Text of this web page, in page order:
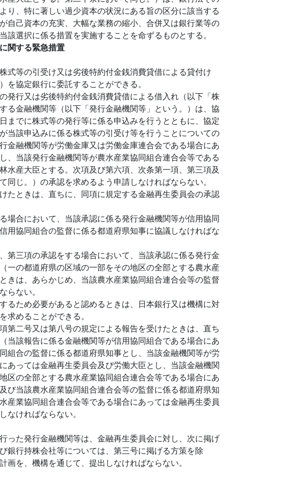
り、特に著しい過少資本の状況にある旨の区分に該当する
自己資本の充実、大幅な業務の縮小、合併又は銀行業等の
該選択に係る措置を実施することを命ずるものとする。
関する緊急措置
式等の引受け又は劣後特約付金銭消費貸借による貸付け
を協定銀行に委託することができる。
発行又は劣後特約付金銭消費貸借による借入れ（以下「株
る金融機関等（以下「発行金融機関等」という。）は、協
までに株式等の発行等に係る申込みを行うとともに、協定
当該申込みに係る株式等の引受け等を行うことについての
金融機関等が労働金庫又は労働金庫連合会である場合にあ
、当該発行金融機関等が農水産業協同組合連合会等である
水産大臣とする。次項及び第六項、次条第一項、第三項及
同じ。）の承認を求めるよう申請しなければならない。
たときは、直ちに、同項に規定する金融再生委員会の承認
場合において、当該承認に係る発行金融機関等が信用協同
用協同組合の監督に係る都道府県知事に協議しなければな
第三項の承認をする場合において、当該承認に係る発行金
一の都道府県の区域の一部をその地区の全部とする農水産
きは、あらかじめ、当該農水産業協同組合連合会等の監督
らない。
るため必要があると認めるときは、日本銀行又は機構に対
求めることができる。
第二号又は第八号の規定による報告を受けたときは、直ち
当該報告に係る金融機関等が信用協同組合である場合にあ
組合の監督に係る都道府県知事とし、当該金融機関等が労
あっては金融再生委員会及び労働大臣とし、当該金融機関
区の全部とする農水産業協同組合連合会等である場合にあ
び当該農水産業協同組合連合会等の監督に係る都道府県知
産業協同組合連合会等である場合にあっては金融再生委員
なければならない。
った発行金融機関等は、金融再生委員会に対し、次に掲げ
銀行持株会社等については、第三号に掲げる方策を除
画を、機構を通じて、提出しなければならない。